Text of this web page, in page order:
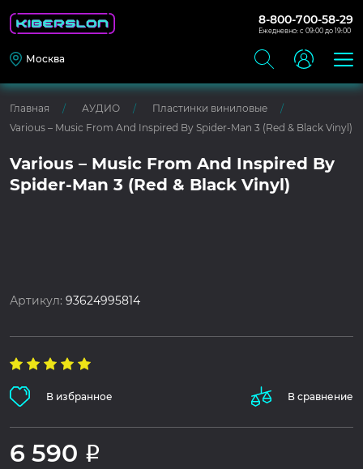
8-800-700-58-29
Ежедневно: с 09:00 до 19:00
Москва
Главная АУДИО
Пластинки виниловые
Various – Music From And Inspired By Spider-Man 3 (Red & Black Vinyl)
Various – Music From And Inspired By
Spider-Man 3 (Red & Black Vinyl)
Артикул:93624995814
В избранное В сравнение
6 590 Р